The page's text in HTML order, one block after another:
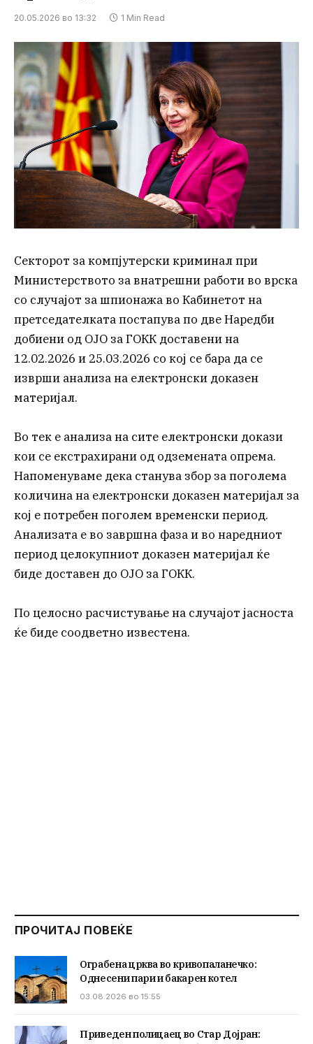
20.05.2026 во 13:32 1 Min Read
Секторот за компјутерски криминал при
Министерството за внатрешни работи во врска
со случајот за шпионажа во Кабинетот на
претседателката постапува по две Наредби
добиени од ОЈО за ГОКК доставени на
12.02.2026 и 25.03.2026 со кој се бара да се
изврши анализа на електронски доказен
материјал.
Во тек е анализа на сите електронски докази
кои се екстрахирани од одземената опрема.
Напоменуваме дека станува збор за поголема
количина на електронски доказен материјал за
кој е потребен поголем временски период.
Анализата е во завршна фаза и во наредниот
период целокупниот доказен материјал ќе
биде доставен до ОЈО за ГОКК.
По целосно расчистување на случајот јасноста
ќе биде соодветно известена.
ПРОЧИТАЈ ПОВЕЌЕ
Ограбена црква во кривопаланечко:
Однесени пари и бакарен котел
03.08.2026 во 15:55
Приведен полицаец во Стар Дојран: